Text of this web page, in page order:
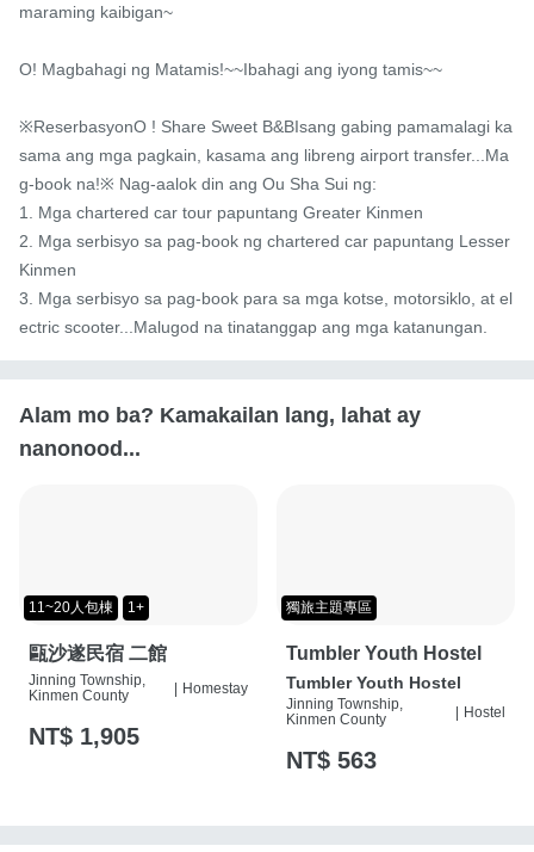
maraming kaibigan~
O! Magbahagi ng Matamis!~~Ibahagi ang iyong tamis~~
※ReserbasyonO ! Share Sweet B&BIsang gabing pamamalagi ka
sama ang mga pagkain, kasama ang libreng airport transfer...Ma
g-book na!※ Nag-aalok din ang Ou Sha Sui ng:
1. Mga chartered car tour papuntang Greater Kinmen
2. Mga serbisyo sa pag-book ng chartered car papuntang Lesser
Kinmen
3. Mga serbisyo sa pag-book para sa mga kotse, motorsiklo, at el
ectric scooter...Malugod na tinatanggap ang mga katanungan.
Alam mo ba? Kamakailan lang, lahat ay
nanonood...
11~20人包棟 1+
甌沙遂民宿 二館
Jinning Township,
Kinmen County
| Homestay
NT$ 1,905
獨旅主題專區
Tumbler Youth Hostel
Tumbler Youth Hostel
Jinning Township,
Kinmen County
| Hostel
NT$ 563